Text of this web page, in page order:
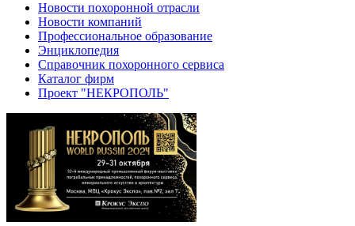
Новости похоронной отрасли
Новости компаний
Профессиональное образование
Энциклопедия
Справочник похоронного сервиса
Каталог фирм
Проект "НЕКРОПОЛЬ"